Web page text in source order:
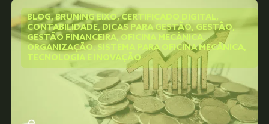
BLOG,BRUNING EIXO,CERTIFICADO DIGITAL,
CONTABILIDADE, DICAS PARA GESTÃO, GESTÃO,
GESTÃO FINANCEIRA, OFICINA MECÂNICA,
ORGANIZAÇÃO, SISTEMA PARA OFICINA MECÂNICA,
TECNOLOGIA E INOVAÇÃO